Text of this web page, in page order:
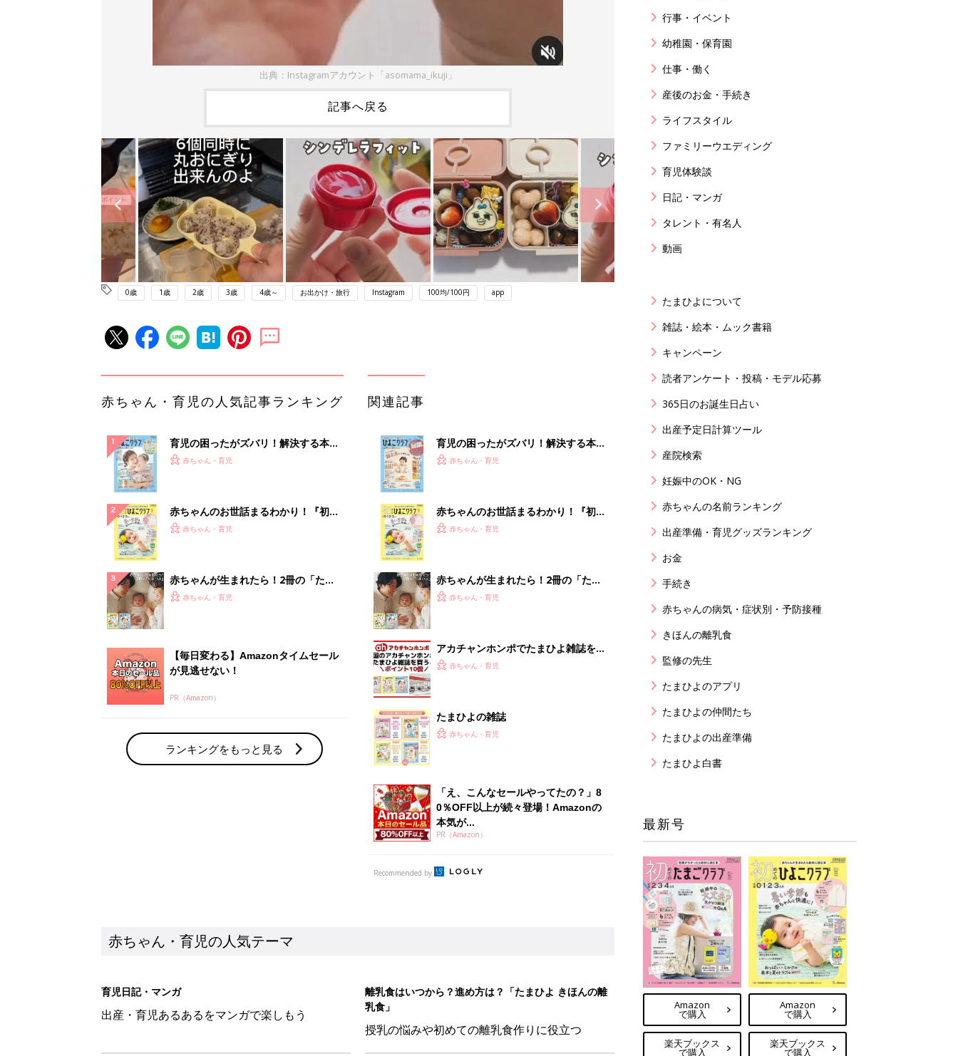
出典：Instagramアカウント「asomama_ikuji」
記事へ戻る
0歳 1歳 2歳 3歳 4歳～ お出かけ・旅行 Instagram 100均/100円 app
赤ちゃん・育児の人気記事ランキング
育児の困ったがズバリ！解決する本
『ひよこクラブ 夏号』 4カ月～2才
赤ちゃん・育児
赤ちゃんのお世話まるわかり！『初め
てのひよこクラブ 夏号』〈巻頭大特
赤ちゃん・育児
赤ちゃんが生まれたら！2冊の「たま
ひよ」
赤ちゃん・育児
【毎日変わる】Amazonタイムセール
が見逃せない！
PR（Amazon）
ランキングをもっと見る
関連記事
育児の困ったがズバリ！解決する本
『ひよこクラブ 秋号』 4カ月～2才
赤ちゃん・育児
赤ちゃんのお世話まるわかり！『初め
てのひよこクラブ 夏号』〈巻頭大特
赤ちゃん・育児
赤ちゃんが生まれたら！2冊の「たま
ひよ」
赤ちゃん・育児
アカチャンホンポでたまひよ雑誌を買
うとポイント10倍【期間限定】
赤ちゃん・育児
たまひよの雑誌
赤ちゃん・育児
「え、こんなセールやってたの？」8
0％OFF以上が続々登場！Amazonの
本気が...
PR（Amazon）
Recommended by
赤ちゃん・育児の人気テーマ
育児日記・マンガ
出産・育児あるあるをマンガで楽しもう
離乳食はいつから？進め方は？「たまひよ きほんの離
乳食」
授乳の悩みや初めての離乳食作りに役立つ
行事・イベント
幼稚園・保育園
仕事・働く
産後のお金・手続き
ライフスタイル
ファミリーウエディング
育児体験談
日記・マンガ
タレント・有名人
動画
たまひよについて
雑誌・絵本・ムック書籍
キャンペーン
読者アンケート・投稿・モデル応募
365日のお誕生日占い
出産予定日計算ツール
産院検索
妊娠中のOK・NG
赤ちゃんの名前ランキング
出産準備・育児グッズランキング
お金
手続き
赤ちゃんの病気・症状別・予防接種
きほんの離乳食
監修の先生
たまひよのアプリ
たまひよの仲間たち
たまひよの出産準備
たまひよ白書
最新号
Amazon
で購入
楽天ブックス
で購入
Amazon
で購入
楽天ブックス
で購入